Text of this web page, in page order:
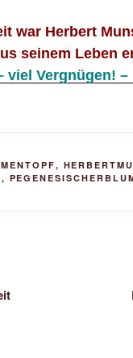
war Herbert
seinem Leben
viel Vergnügen!
,
,